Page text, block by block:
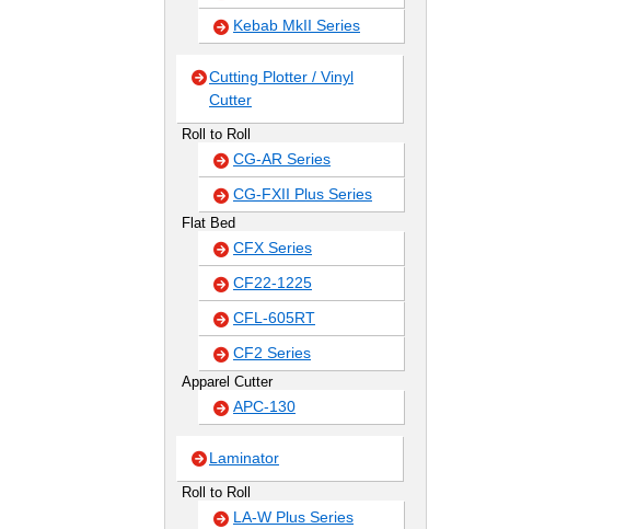
Kebab MkII Series
Cutting Plotter / Vinyl
Cutter
Roll to Roll
CG-AR Series
CG-FXII Plus Series
Flat Bed
CFX Series
CF22-1225
CFL-605RT
CF2 Series
Apparel Cutter
APC-130
Laminator
Roll to Roll
LA-W Plus Series